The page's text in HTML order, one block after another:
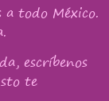
a todo México.
escríbenos
te